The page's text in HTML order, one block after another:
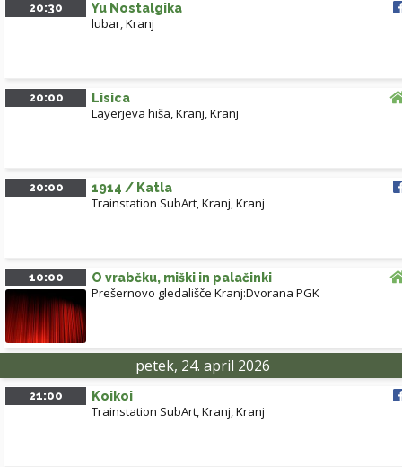
20:30 Yu Nostalgika
lubar,Kranj
20:00 Lisica
Layerjeva hiša, Kranj,Kranj
20:00 1914 / Katla
Trainstation SubArt, Kranj,Kranj
10:00 O vrabčku, miški in palačinki
Prešernovo gledališče Kranj:Dvorana PGK
petek, 24. april 2026
21:00 Koikoi
Trainstation SubArt, Kranj,Kranj